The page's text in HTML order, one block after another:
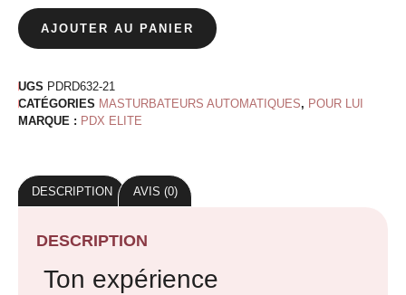
AJOUTER AU PANIER
UGS PDRD632-21
CATÉGORIES MASTURBATEURS AUTOMATIQUES, POUR LUI
MARQUE : PDX ELITE
DESCRIPTION AVIS (0)
DESCRIPTION
Ton expérience